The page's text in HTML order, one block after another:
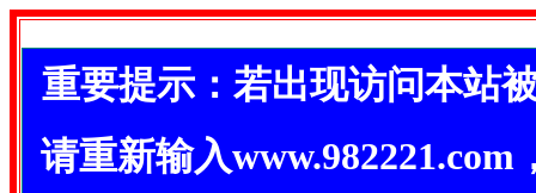
重要提示：若出现访问本站
请重新输入